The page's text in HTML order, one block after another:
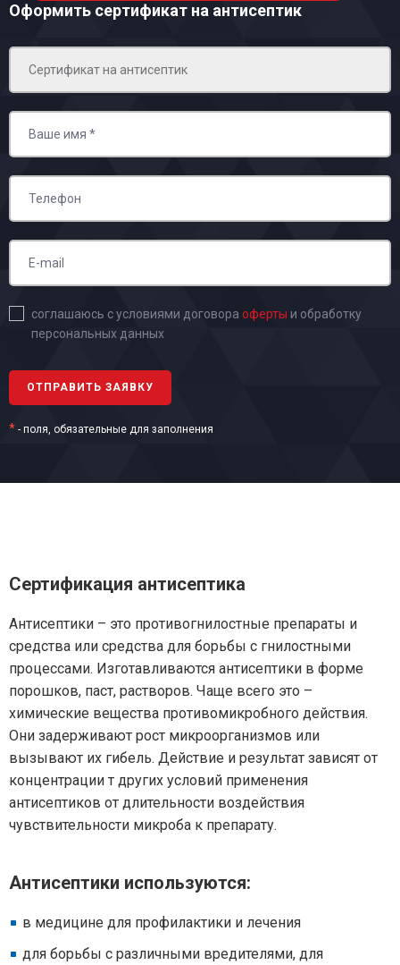
Оформить сертификат на антисептик
соглашаюсь с условиями договора оферты и обработку
персональных данных
* - поля, обязательные для заполнения
Сертификация антисептика
Антисептики – это противогнилостные препараты и
средства или средства для борьбы с гнилостными
процессами. Изготавливаются антисептики в форме
порошков, паст, растворов. Чаще всего это –
химические вещества противомикробного действия.
Они задерживают рост микроорганизмов или
вызывают их гибель. Действие и результат зависят от
концентрации т других условий применения
антисептиков от длительности воздействия
чувствительности микроба к препарату.
Антисептики используются:
в медицине для профилактики и лечения
для борьбы с различными вредителями, для